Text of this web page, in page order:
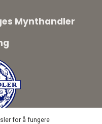
Mynthandler
for å fungere